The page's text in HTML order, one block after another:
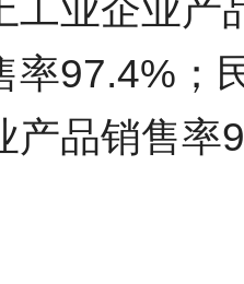
工业企业产
率97.4%；
产品销售率